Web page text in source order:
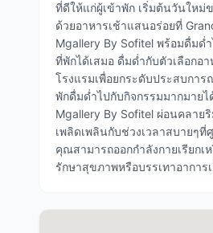
ที่ดีให้แก่ผู้เข้าพัก เริ่มต้นวันให
ด้วยอาหารเช้าแสนอร่อยที่
Mgallery By Sofitel พร้อมดื่มด่
ที่พักได้เสมอ ดื่มด่ำกับตัวเลือกอ
โรงแรมเพื่อยกระดับประสบกา
พักดื่มด่ำไปกับกิจกรรมมากมายไ
Mgallery By Sofitel ผ่อนคลา
เพลิดเพลินกับช่วงเวลาสบายๆ
คุณสามารถออกกำลังกายเรียกเ
รักษาสุขภาพหรือบรรเทาอาการ